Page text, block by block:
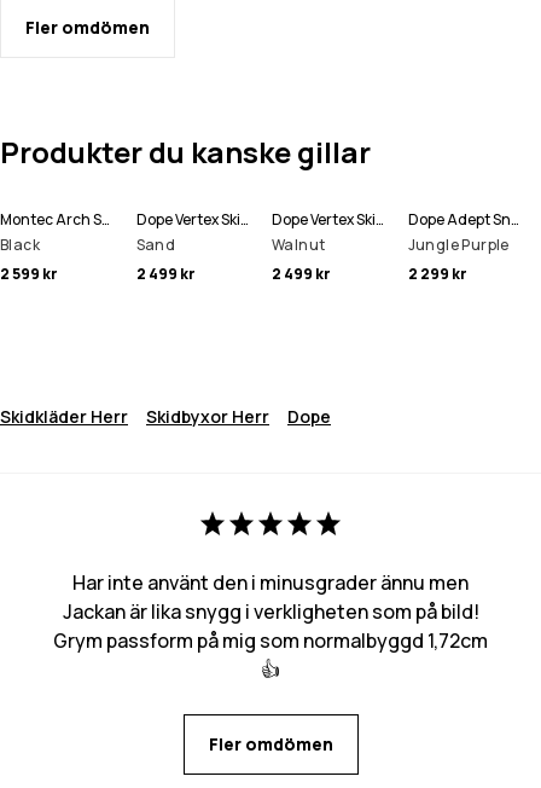
Fler omdömen
Produkter du kanske gillar
Montec Arch Skidbyxa Man
Black
2 599 kr
Dope Vertex Skidbyxa Man
Sand
2 499 kr
Dope Vertex Skidbyxa Man
Walnut
2 499 kr
Dope Adept Snowboardjacka Man
Jungle Purple
2 299 kr
Skidkläder Herr Skidbyxor Herr Dope
Har inte använt den i minusgrader ännu men
Jackan är lika snygg i verkligheten som på bild!
Grym passform på mig som normalbyggd 1,72cm
👍
Fler omdömen